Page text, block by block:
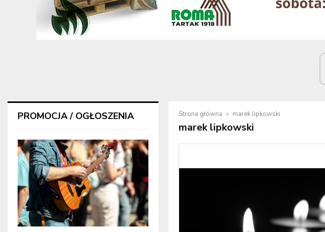
Strona główna marek lipkowski
marek lipkowski
PROMOCJA / OGŁOSZENIA